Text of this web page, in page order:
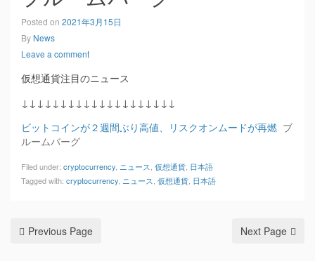
Posted on 2021年3月15日
By News
Leave a comment
仮想通貨注目のニュース
↓↓↓↓↓↓↓↓↓↓↓↓↓↓↓↓↓↓↓↓
ビットコインが２週間ぶり高値、リスクオンムードが再燃 ブ
ルームバーグ
Filed under: cryptocurrency ニュース 仮想通貨 日本語
Tagged with: cryptocurrency ニュース 仮想通貨 日本語
Previous Page Next Page